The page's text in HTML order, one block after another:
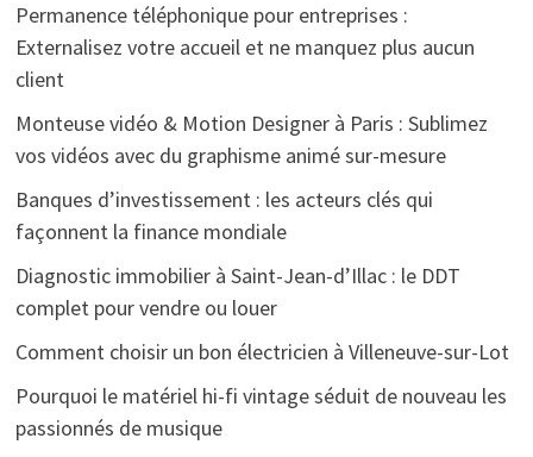
Permanence téléphonique pour entreprises :
Externalisez votre accueil et ne manquez plus aucun
client
Monteuse vidéo & Motion Designer à Paris : Sublimez
vos vidéos avec du graphisme animé sur-mesure
Banques d’investissement : les acteurs clés qui
façonnent la finance mondiale
Diagnostic immobilier à Saint-Jean-d’Illac : le DDT
complet pour vendre ou louer
Comment choisir un bon électricien à Villeneuve-sur-Lot
Pourquoi le matériel hi-fi vintage séduit de nouveau les
passionnés de musique